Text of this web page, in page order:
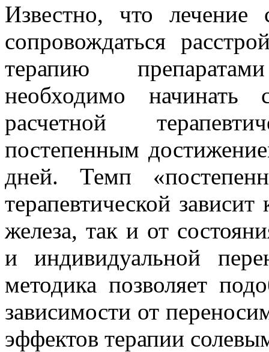
Известно, что лечение
сопровождаться
терапию
необходимо
расчетной
постепенным
дней. Темп
терапевтической
железа, так и от
и индивидуальной
методика позволяет
зависимости от
эффектов терапии